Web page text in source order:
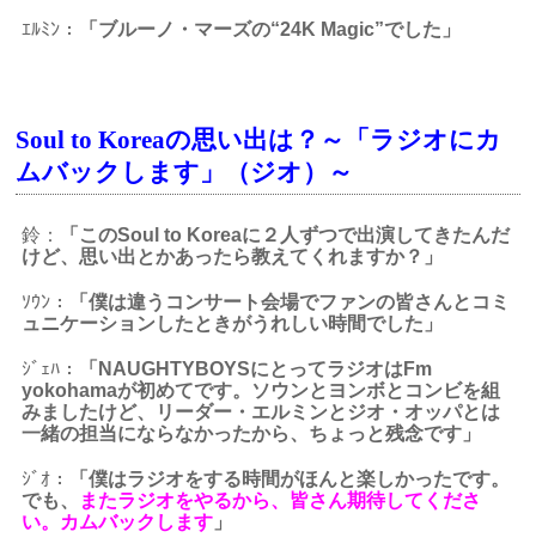
ｴﾙﾐﾝ： 「ブルーノ・マーズの“24K Magic”でした」
Soul to Koreaの思い出は？～「ラジオにカ
ムバックします」（ジオ）～
鈴：
「このSoul to Koreaに２人ずつで出演してきたんだ
けど、思い出とかあったら教えてくれますか？」
ｿｳﾝ：
「僕は違うコンサート会場でファンの皆さんとコミ
ュニケーションしたときがうれしい時間でした」
ｼﾞｪﾊ：
「NAUGHTYBOYSにとってラジオはFm
yokohamaが初めてです。ソウンとヨンボとコンビを組
みましたけど、リーダー・エルミンとジオ・オッパとは
一緒の担当にならなかったから、ちょっと残念です 」
ｼﾞｵ：
「僕はラジオをする時間がほんと楽しかったです。
でも、
またラジオをやるから、皆さん期待してくださ
い。カムバックします 」